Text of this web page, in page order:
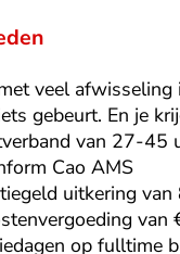
veel
gebeurt. En je
van 27-45
Cao AMS
uitkering van
van
op fulltime